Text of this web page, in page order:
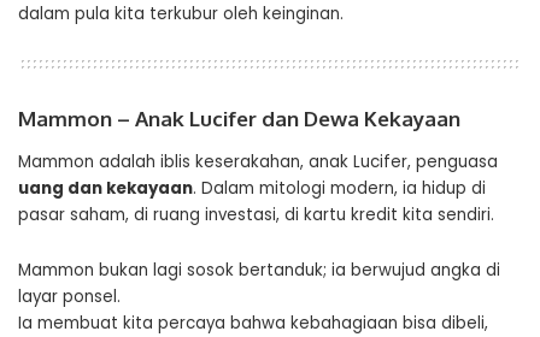
dalam pula kita terkubur oleh keinginan.
Mammon – Anak Lucifer dan Dewa Kekayaan
Mammon adalah iblis keserakahan, anak Lucifer, penguasa
uang dan kekayaan. Dalam mitologi modern, ia hidup di
pasar saham, di ruang investasi, di kartu kredit kita sendiri.
Mammon bukan lagi sosok bertanduk; ia berwujud angka di
layar ponsel.
Ia membuat kita percaya bahwa kebahagiaan bisa dibeli,